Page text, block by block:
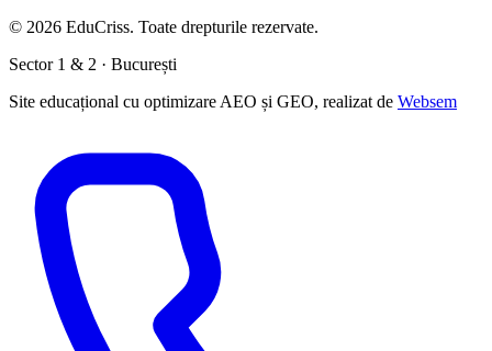
© 2026 EduCriss. Toate drepturile rezervate.
Sector 1 & 2 · București
Site educațional cu optimizare AEO și GEO, realizat de Websem